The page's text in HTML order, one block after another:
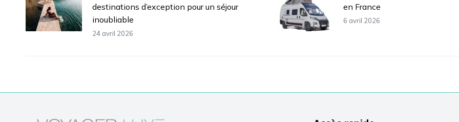
destinations d’exception pour un séjour
inoubliable
24 avril 2026
en France
6 avril 2026